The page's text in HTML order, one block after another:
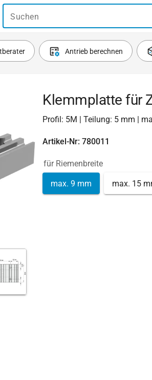
Suchen
Antrieb berechnen
Klemmplatte für
Profil: 5M | Teilung: 5 mm |
Artikel-Nr: 780011
für Riemenbreite
max. 9 mm max. 15